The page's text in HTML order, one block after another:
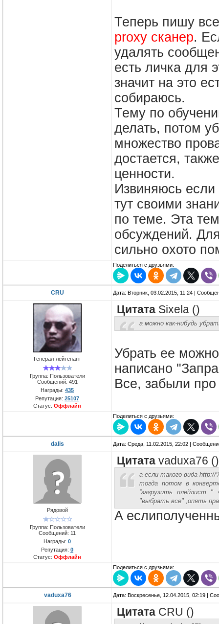
Теперь пишу
proxy сканер.
удалять
есть личка для
значит на это
собираюсь.
Тему по
делать, потом
множество
достается,
ценности.
Извиняюсь если
тут своими
по теме. Эта
обсуждений.
сильно охото
Поделиться с друзьями:
CRU Дата: Вторник, 03.02.2015, 11:24 |
Генерал-лейтенант
Группа: Пользователи
Сообщений: 491
Награды: 435
Репутация: 25107
Статус: Оффлайн
Цитата Sixela ()
а можно как-нибудь
Убрать ее
написано
Все, забыли про
Поделиться с друзьями:
dalis Дата: Среда, 11.02.2015, 22:02 |
Рядовой
Группа: Пользователи
Сообщений: 11
Награды: 0
Репутация: 0
Статус: Оффлайн
Цитата vaduxa76 ()
а если такого вида
тогда потом в
''загрузить плейлист
"выбрать все" ,опять
A
Поделиться с друзьями:
vaduxa76 Дата: Воскресенье, 12.04.2015, 02:19 |
Цитата CRU ()